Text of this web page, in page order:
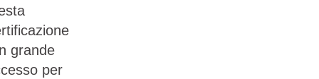
grande
per